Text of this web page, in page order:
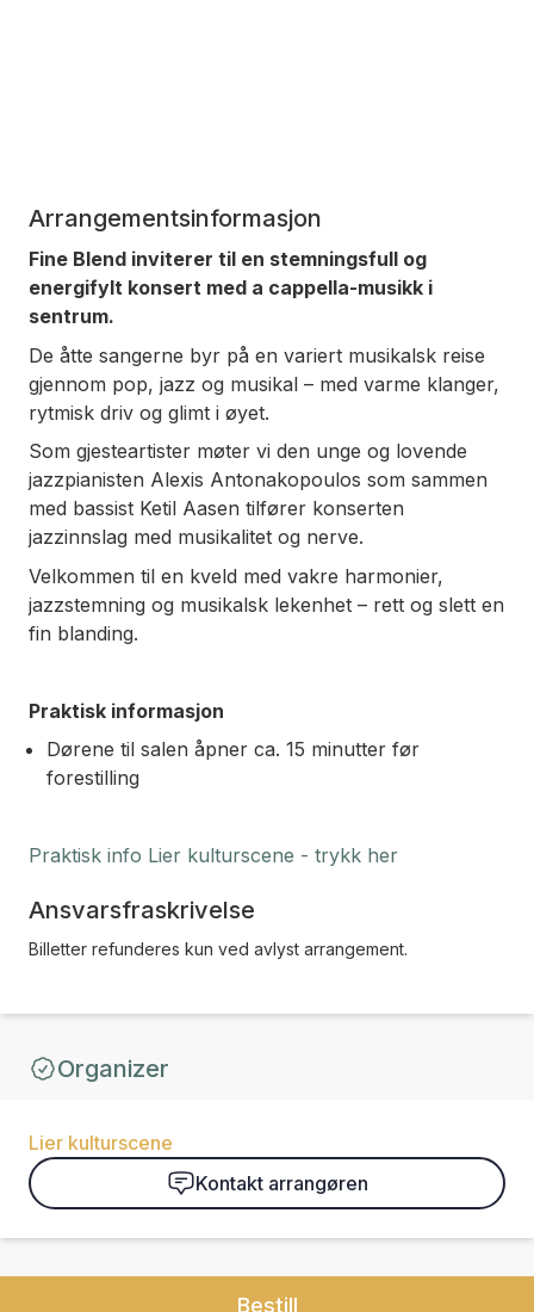
Arrangementsinformasjon
Fine Blend inviterer til en stemningsfull og
energifylt konsert med a cappella-musikk i
sentrum.
De åtte sangerne byr på en variert musikalsk reise
gjennom pop, jazz og musikal – med varme klanger,
rytmisk driv og glimt i øyet.
Som gjesteartister møter vi den unge og lovende
jazzpianisten Alexis Antonakopoulos som sammen
med bassist Ketil Aasen tilfører konserten
jazzinnslag med musikalitet og nerve.
Velkommen til en kveld med vakre harmonier,
jazzstemning og musikalsk lekenhet – rett og slett en
fin blanding.
Praktisk informasjon
Dørene til salen åpner ca. 15 minutter før
forestilling
Praktisk info Lier kulturscene - trykk her
Ansvarsfraskrivelse
Billetter refunderes kun ved avlyst arrangement.
Organizer
Lier kulturscene
Kontakt arrangøren
Bestill